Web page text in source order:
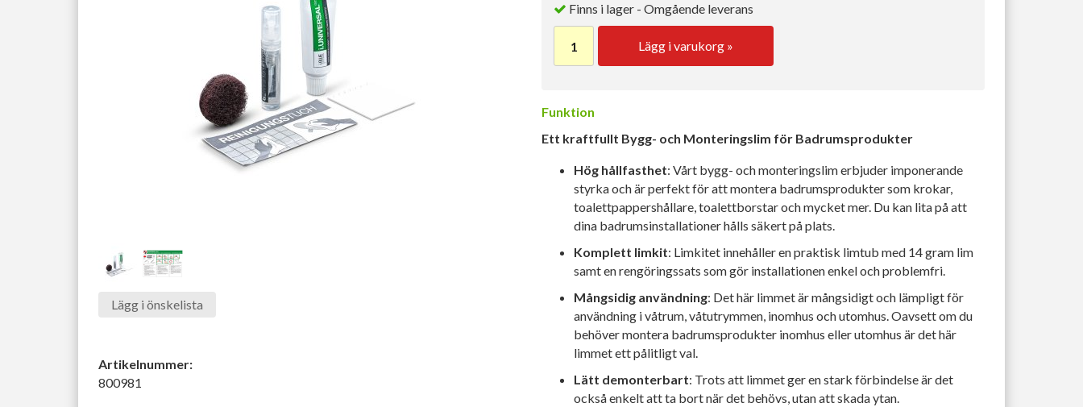
Finns i lager - Omgående leverans
Lägg i varukorg »
Funktion
Ett kraftfullt Bygg- och Monteringslim för Badrumsprodukter
Hög hållfasthet: Vårt bygg- och monteringslim erbjuder imponerande
styrka och är perfekt för att montera badrumsprodukter som krokar,
toalettpappershållare, toalettborstar och mycket mer. Du kan lita på att
dina badrumsinstallationer hålls säkert på plats.
Komplett limkit: Limkitet innehåller en praktisk limtub med 14 gram lim
samt en rengöringssats som gör installationen enkel och problemfri.
Mångsidig användning: Det här limmet är mångsidigt och lämpligt för
användning i våtrum, våtutrymmen, inomhus och utomhus. Oavsett om du
behöver montera badrumsprodukter inomhus eller utomhus är det här
limmet ett pålitligt val.
Lätt demonterbart: Trots att limmet ger en stark förbindelse är det
också enkelt att ta bort när det behövs, utan att skada ytan.
Lägg i önskelista
Artikelnummer:
800981